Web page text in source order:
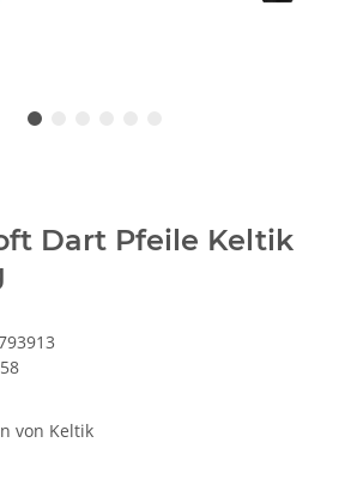
Dart Pfeile Keltik
von Keltik